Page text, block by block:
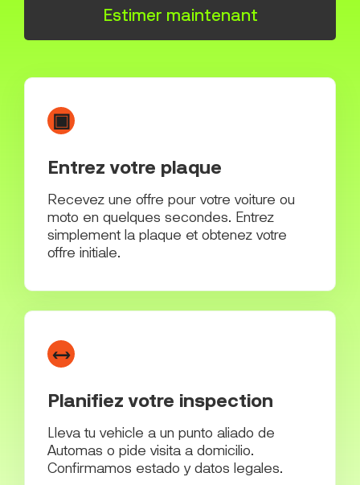
Estimer maintenant
▣
Entrez votre plaque
Recevez une offre pour votre voiture ou
moto en quelques secondes. Entrez
simplement la plaque et obtenez votre
offre initiale.
↔
Planifiez votre inspection
Lleva tu vehicle a un punto aliado de
Automas o pide visita a domicilio.
Confirmamos estado y datos legales.